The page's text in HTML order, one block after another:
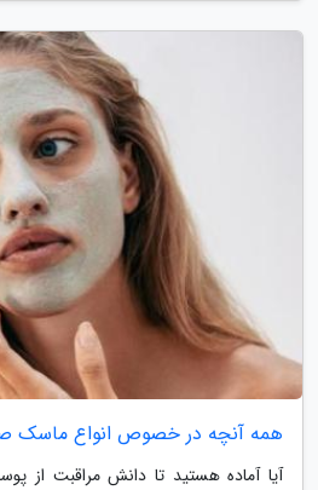
همه آنچه در خصوص انواع ماسک
آیا آماده هستید تا دانش مراقبت از